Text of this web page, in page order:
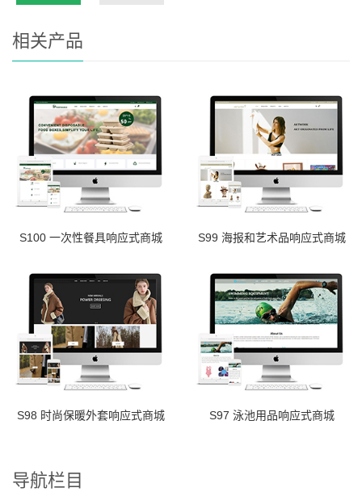
相关产品
S100 一次性餐具响应式商城 S99 海报和艺术品响应式商城
S98 时尚保暖外套响应式商城 S97 泳池用品响应式商城
导航栏目